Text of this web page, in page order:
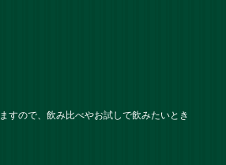
すので、飲み比べやお試しで飲みたいとき